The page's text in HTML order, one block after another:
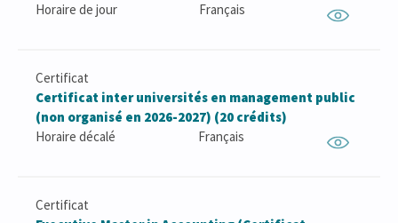
Horaire de jour
Français
Certificat
Certificat inter universités en management public
(non organisé en 2026-2027) (20 crédits)
Horaire décalé
Français
Certificat